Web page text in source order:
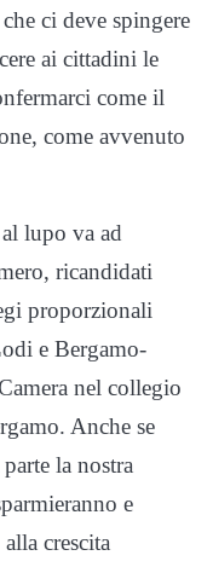
ci deve spingere
ai cittadini le
come il
come avvenuto
lupo va ad
ricandidati
proporzionali
e Bergamo-
nel collegio
Anche se
la nostra
e
crescita